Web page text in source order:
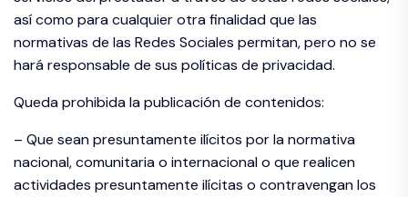
así como para cualquier otra finalidad que las
normativas de las Redes Sociales permitan, pero no se
hará responsable de sus políticas de privacidad.
Queda prohibida la publicación de contenidos:
– Que sean presuntamente ilícitos por la normativa
nacional, comunitaria o internacional o que realicen
actividades presuntamente ilícitas o contravengan los